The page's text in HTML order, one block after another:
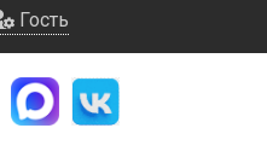
Гость